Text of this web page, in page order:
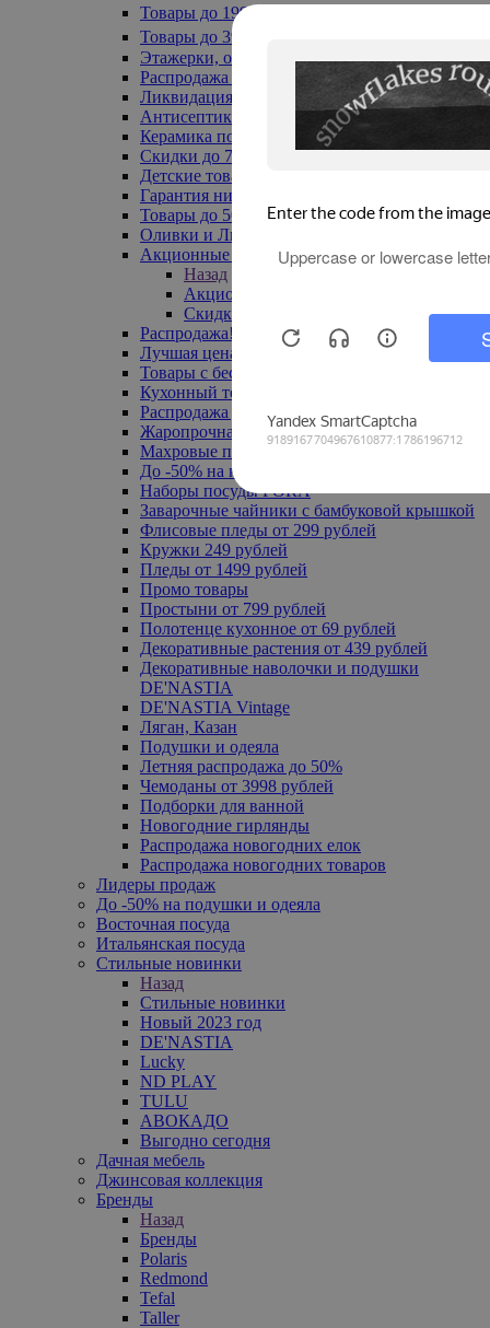
Товары до 199₽
Товары до 399₽
Этажерки, обувницы
Распродажа текстиля до -50%
Ликвидация до -70%
Антисептики
Керамика по 129 руб
Скидки до 70%
Детские товары
Гарантия низкой цены
Товары до 500 руб
Оливки и Лимоны
Акционные товары
Назад
Акционные товары
Скидка 20% по промокоду
Распродажа! Ульяновск до -70%
Лучшая цена
Товары с бесплатной доставкой
Кухонный текстиль
Распродажа до -50%
Жаропрочная посуда
Махровые полотенца
До -50% на ковры
Наборы посуды FORA
Заварочные чайники с бамбуковой крышкой
Флисовые пледы от 299 рублей
Кружки 249 рублей
Пледы от 1499 рублей
Промо товары
Простыни от 799 рублей
Полотенце кухонное от 69 рублей
Декоративные растения от 439 рублей
Декоративные наволочки и подушки
DE'NASTIA
DE'NASTIA Vintage
Ляган, Казан
Подушки и одеяла
Летняя распродажа до 50%
Чемоданы от 3998 рублей
Подборки для ванной
Новогодние гирлянды
Распродажа новогодних елок
Распродажа новогодних товаров
Лидеры продаж
До -50% на подушки и одеяла
Восточная посуда
Итальянская посуда
Стильные новинки
Назад
Стильные новинки
Новый 2023 год
DE'NASTIA
Lucky
ND PLAY
TULU
АВОКАДО
Выгодно сегодня
Дачная мебель
Джинсовая коллекция
Бренды
Назад
Бренды
Polaris
Redmond
Tefal
Taller